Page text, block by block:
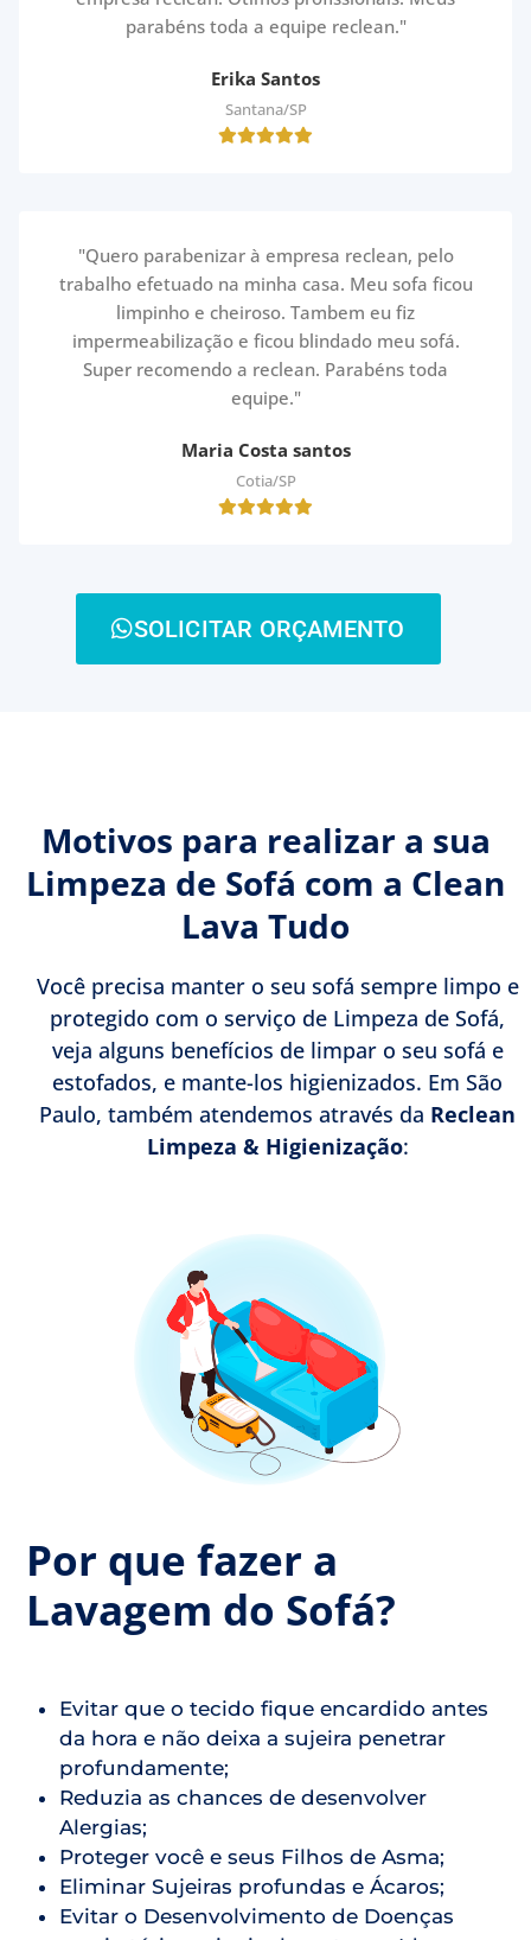
parabéns toda a equipe reclean."
Erika Santos
Santana/SP
"Quero parabenizar à empresa reclean, pelo
trabalho efetuado na minha casa. Meu sofa ficou
limpinho e cheiroso. Tambem eu fiz
impermeabilização e ficou blindado meu sofá.
Super recomendo a reclean. Parabéns toda
equipe."
Maria Costa santos
Cotia/SP
SOLICITAR ORÇAMENTO
Motivos para realizar a sua
Limpeza de Sofá com a Clean
Lava Tudo
Você precisa manter o seu sofá sempre limpo e
protegido com o serviço de Limpeza de Sofá,
veja alguns benefícios de limpar o seu sofá e
estofados, e mante-los higienizados. Em São
Paulo, também atendemos através da Reclean
Limpeza & Higienização:
Por que fazer a
Lavagem do Sofá?
Evitar que o tecido fique encardido antes
da hora e não deixa a sujeira penetrar
profundamente;
Reduzia as chances de desenvolver
Alergias;
Proteger você e seus Filhos de Asma;
Eliminar Sujeiras profundas e Ácaros;
Evitar o Desenvolvimento de Doenças